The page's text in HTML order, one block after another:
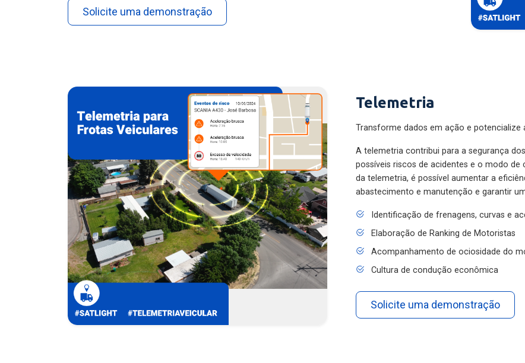
Solicite uma demonstração
Telemetria
Transforme dados em ação e potencialize
A telemetria contribui para a segurança
possíveis riscos de acidentes e o modo
da telemetria, é possível aumentar a
abastecimento e manutenção e garantir
Identificação de frenagens, curvas e
Elaboração de Ranking de Motoristas
Acompanhamento de ociosidade do
Cultura de condução econômica
Solicite uma demonstração